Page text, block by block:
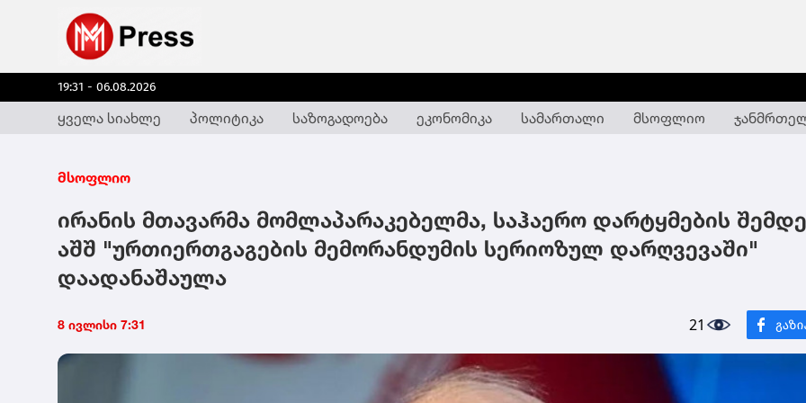
19:31 - 06.08.2026
ყველა სიახლე პოლიტიკა საზოგადოება ეკონომიკა სამართალი მსოფლიო
მსოფლიო
ირანის მთავარმა მომლაპარაკებელმა, საჰაერო დარტყმების
აშშ "ურთიერთგაგების მემორანდუმის სერიოზულ დარღვევაში"
დაადანაშაულა
8 ივლისი 7:31 21